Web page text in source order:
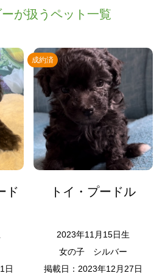
が扱うペット一覧
ド
日
成約済
トイ・プードル
2023年11月15日生
女の子
シルバー
掲載日：2023年12月27日